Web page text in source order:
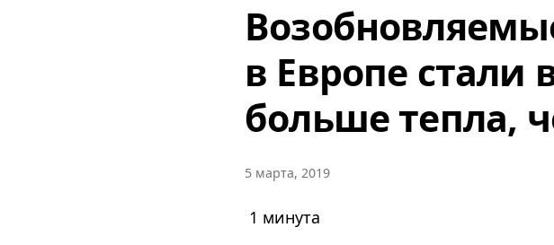
в Европе стали
больше тепла,
5 марта, 2019
1 минута